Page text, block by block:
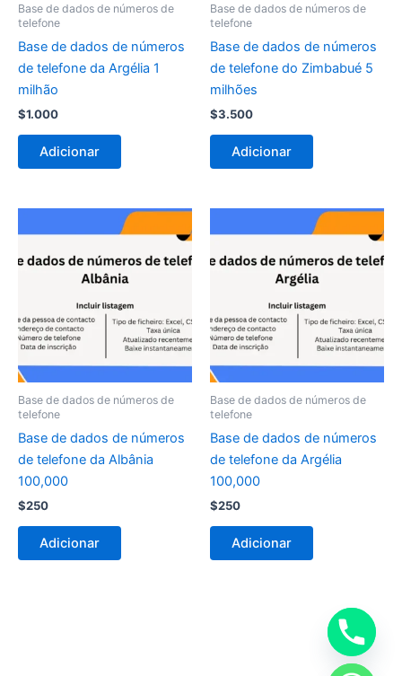
Base de dados de números de
telefone
Base de dados de números
de telefone da Argélia 1
milhão
$1.000
Adicionar
Base de dados de números de
telefone
Base de dados de números
de telefone do Zimbabué 5
milhões
$3.500
Adicionar
Base de dados de números de
telefone
Base de dados de números
de telefone da Albânia
100,000
$250
Adicionar
Base de dados de números de
telefone
Base de dados de números
de telefone da Argélia
100,000
$250
Adicionar